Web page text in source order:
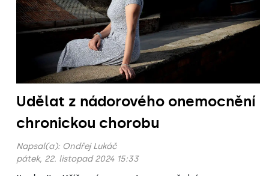
Udělat z nádorového onemocnění
chronickou chorobu
Napsal(a): Ondřej Lukáč
pátek, 22. listopad 2024 15:33